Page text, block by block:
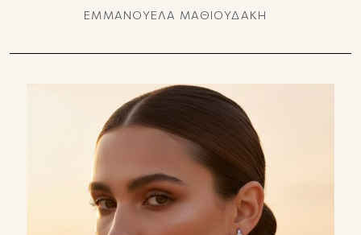
ΕΜΜΑΝΟΥΕΛΑ ΜΑΘΙΟΥΔΑΚΗ